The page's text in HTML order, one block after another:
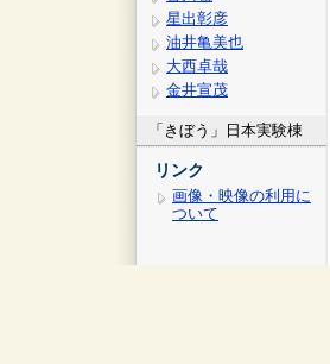
星出彰彦
油井亀美也
大西卓哉
金井宣茂
「きぼう」日本実験棟
リンク
画像・映像の利用に
ついて